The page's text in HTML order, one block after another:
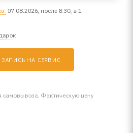
07.08.2026, после 8:30, в 1
ЗАПИСЬ НА СЕРВИС
самовывоза. Фактическую цену